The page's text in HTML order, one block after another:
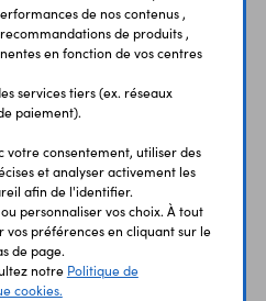
de nos contenus ,
de produits ,
en fonction de vos centres
services tiers (ex. réseaux
paiement).
votre consentement, utiliser des
et analyser activement les
afin de l'identifier.
personnaliser vos choix. À tout
préférences en cliquant sur le
de page.
notre Politique de
cookies.